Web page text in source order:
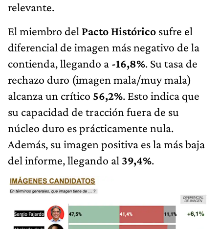
relevante.
El miembro del Pacto Histórico sufre el
diferencial de imagen más negativo de la
contienda, llegando a -16,8%. Su tasa de
rechazo duro (imagen mala/muy mala)
alcanza un crítico 56,2%. Esto indica que
su capacidad de tracción fuera de su
núcleo duro es prácticamente nula.
Además, su imagen positiva es la más baja
del informe, llegando al 39,4%.